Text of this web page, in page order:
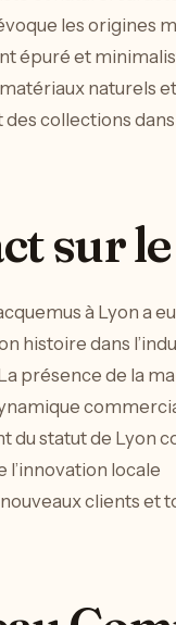
les origines
épuré et
naturels
des collections
sur
à Lyon a
histoire dans
présence de la
du statut de Lyon
l’innovation locale
clients et